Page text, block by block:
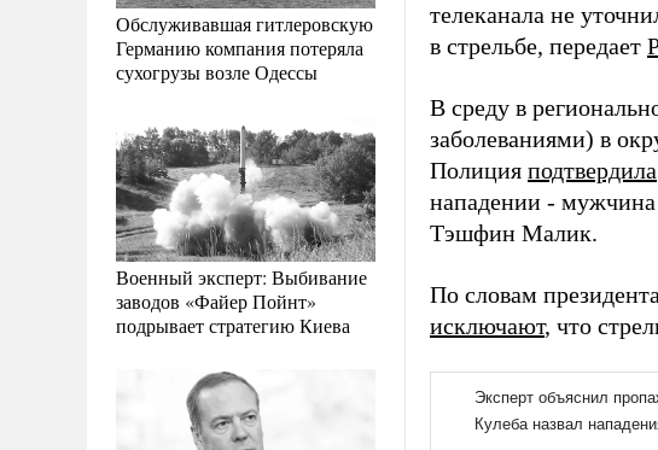
Обслуживавшая гитлеровскую
Германию компания потеряла
сухогрузы возле Одессы
Военный эксперт: Выбивание
заводов «Файер Пойнт»
подрывает стратегию Киева
телеканала не
в стрельбе, передает
В среду в
заболеваниями) в
Полиция подтвердила
нападении -
Тэшфин Малик.
По словам
исключают, что